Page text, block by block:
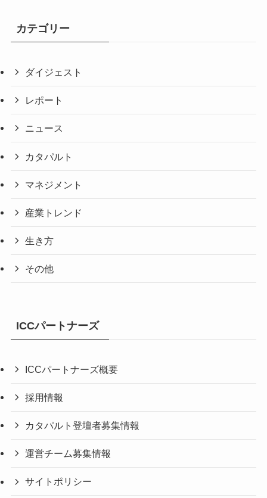
カテゴリー
ダイジェスト
レポート
ニュース
カタパルト
マネジメント
産業トレンド
生き方
その他
ICCパートナーズ
ICCパートナーズ概要
採用情報
カタパルト登壇者募集情報
運営チーム募集情報
サイトポリシー